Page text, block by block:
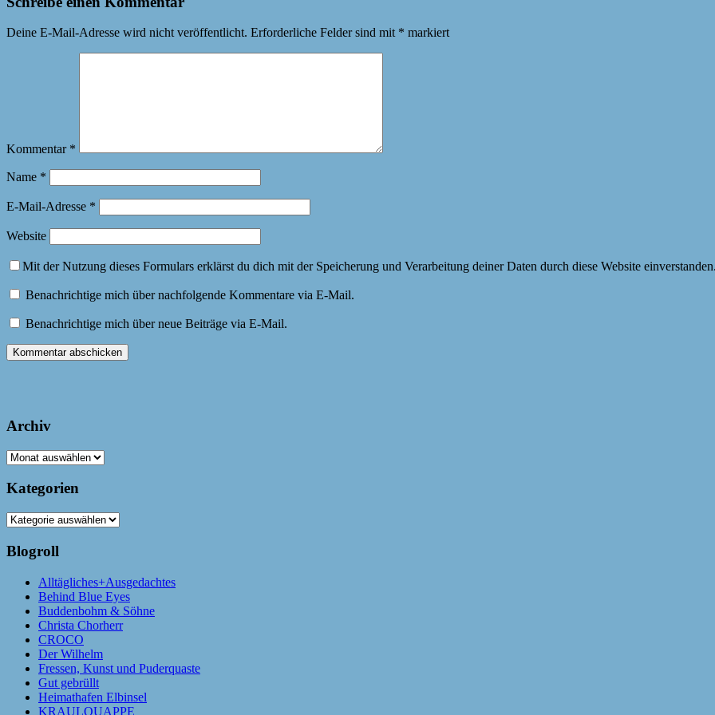
Deine E-Mail-Adresse wird nicht veröffentlicht. Erforderliche Felder sind mit * markiert
Kommentar *
Name *
E-Mail-Adresse *
Website
Mit der Nutzung dieses Formulars erklärst du dich mit der Speicherung und Verarbeitung deiner Daten durch diese Website
Benachrichtige mich über nachfolgende Kommentare via E-Mail.
Benachrichtige mich über neue Beiträge via E-Mail.
Archiv
Archiv
Kategorien
Kategorien
Blogroll
Alltägliches+Ausgedachtes
Behind Blue Eyes
Buddenbohm & Söhne
Christa Chorherr
CROCO
Der Wilhelm
Fressen, Kunst und Puderquaste
Gut gebrüllt
Heimathafen Elbinsel
KRAULQUAPPE